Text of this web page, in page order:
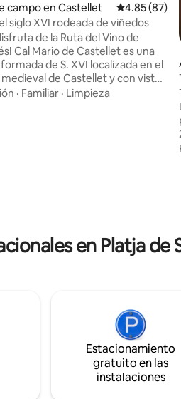
4.91 de 5, 11 reseñas
campo en Castellet Calificación
4.85 (87)
siglo XVI rodeada de viñedos
de la Ruta del Vino de
Cal Mario de Castellet es una
de S. XVI localizada en el
de Castellet y con vistas
embalse del Foix, el cual forma
· Familiar · Limpieza
2
en Platja de
Estacionamiento
gratuito en las
instalaciones